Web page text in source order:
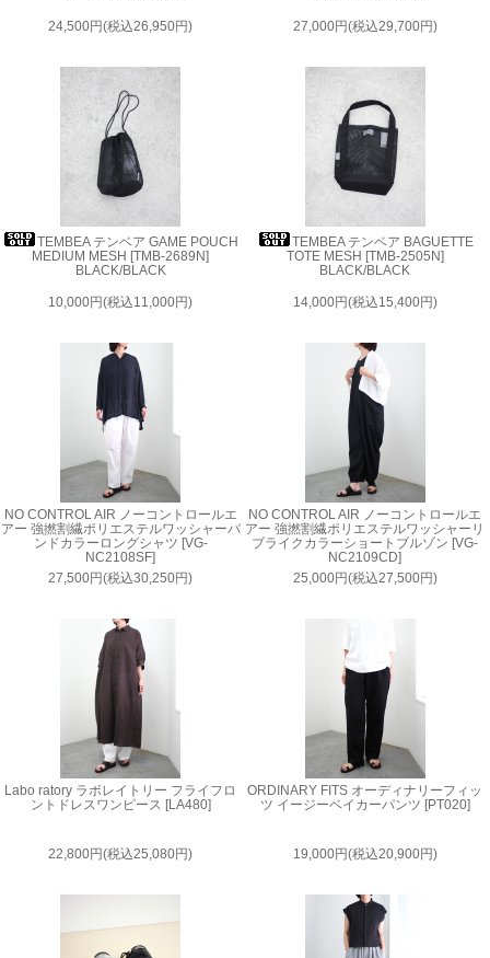
24,500円(税込26,950円) 27,000円(税込29,700円)
TEMBEA テンベア GAME POUCH
MEDIUM MESH [TMB-2689N]
BLACK/BLACK
10,000円(税込11,000円)
TEMBEA テンベア BAGUETTE
TOTE MESH [TMB-2505N]
BLACK/BLACK
14,000円(税込15,400円)
NO CONTROL AIR ノーコントロールエ
アー 強撚割繊ポリエステルワッシャーバ
ンドカラーロングシャツ [VG-
NC2108SF]
27,500円(税込30,250円)
NO CONTROL AIR ノーコントロールエ
アー 強撚割繊ポリエステルワッシャーリ
ブライクカラーショートブルゾン [VG-
NC2109CD]
25,000円(税込27,500円)
Labo ratory ラボレイトリー フライフロ
ントドレスワンピース [LA480]
22,800円(税込25,080円)
ORDINARY FITS オーディナリーフィッ
ツ イージーベイカーパンツ [PT020]
19,000円(税込20,900円)